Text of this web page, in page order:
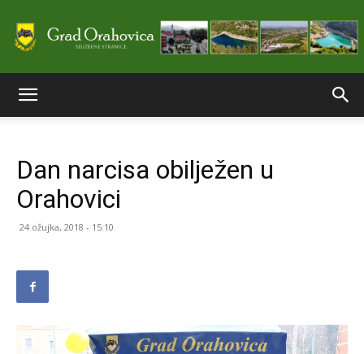
stranice
Dan narcisa obilježen u
Orahovici
24 ožujka, 2018 - 15:10